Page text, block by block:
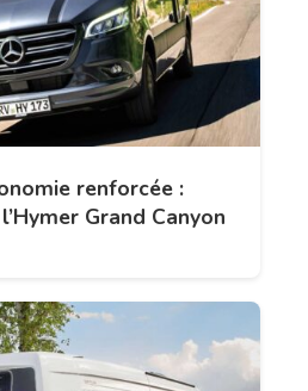
renforcée :
Grand Canyon